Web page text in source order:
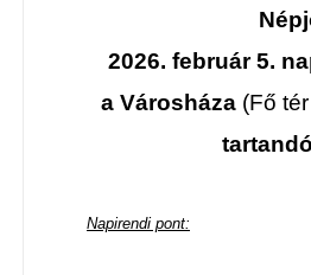
2026. február 5.
a Városháza (Fő
Napirendi pont: